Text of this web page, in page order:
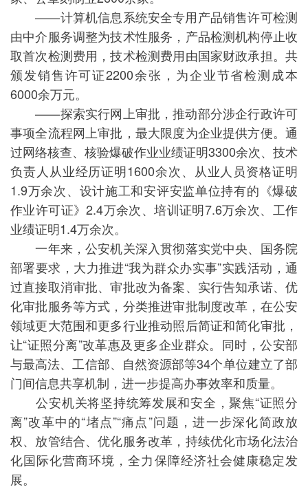
——计算机信息系统安全专用产品销售许可检测
由中介服务调整为技术性服务，产品检测机构停止收
取首次检测费用，技术检测费用由国家财政承担。共
颁发销售许可证2200余张，为企业节省检测成本
6000余万元。
——探索实行网上审批，推动部分涉企行政许可
事项全流程网上审批，最大限度为企业提供方便。通
过网络核查、核验爆破作业业绩证明3300余次、技术
负责人从业经历证明1600余次、从业人员资格证明
1.9万余次、设计施工和安评安监单位持有的《爆破
作业许可证》2.4万余次、培训证明7.6万余次、工作
业绩证明1.4万余次。
一年来，公安机关深入贯彻落实党中央、国务院
部署要求，大力推进“我为群众办实事”实践活动，通
过直接取消审批、审批改为备案、实行告知承诺、优
化审批服务等方式，分类推进审批制度改革，在公安
领域更大范围和更多行业推动照后简证和简化审批，
让“证照分离”改革惠及更多企业群众。同时，公安部
与最高法、工信部、自然资源部等34个单位建立了部
门间信息共享机制，进一步提高办事效率和质量。
公安机关将坚持统筹发展和安全，聚焦“证照分
离”改革中的“堵点”“痛点”问题，进一步深化简政放
权、放管结合、优化服务改革，持续优化市场化法治
化国际化营商环境，全力保障经济社会健康稳定发
展。